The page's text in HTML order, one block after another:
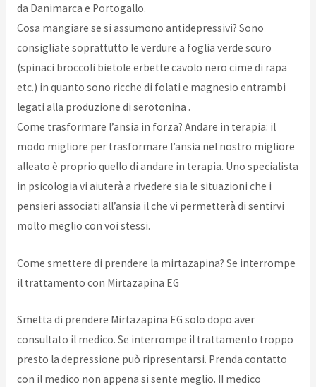
da Danimarca e Portogallo.
Cosa mangiare se si assumono antidepressivi? Sono
consigliate soprattutto le verdure a foglia verde scuro
(spinaci broccoli bietole erbette cavolo nero cime di rapa
etc.) in quanto sono ricche di folati e magnesio entrambi
legati alla produzione di serotonina .
Come trasformare l’ansia in forza? Andare in terapia: il
modo migliore per trasformare l’ansia nel nostro migliore
alleato è proprio quello di andare in terapia. Uno specialista
in psicologia vi aiuterà a rivedere sia le situazioni che i
pensieri associati all’ansia il che vi permetterà di sentirvi
molto meglio con voi stessi.
Come smettere di prendere la mirtazapina? Se interrompe
il trattamento con Mirtazapina EG
Smetta di prendere Mirtazapina EG solo dopo aver
consultato il medico. Se interrompe il trattamento troppo
presto la depressione può ripresentarsi. Prenda contatto
con il medico non appena si sente meglio. II medico